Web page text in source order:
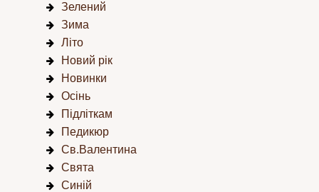
Зелений
Зима
Літо
Новий рік
Новинки
Осінь
Підліткам
Педикюр
Св.Валентина
Свята
Синій